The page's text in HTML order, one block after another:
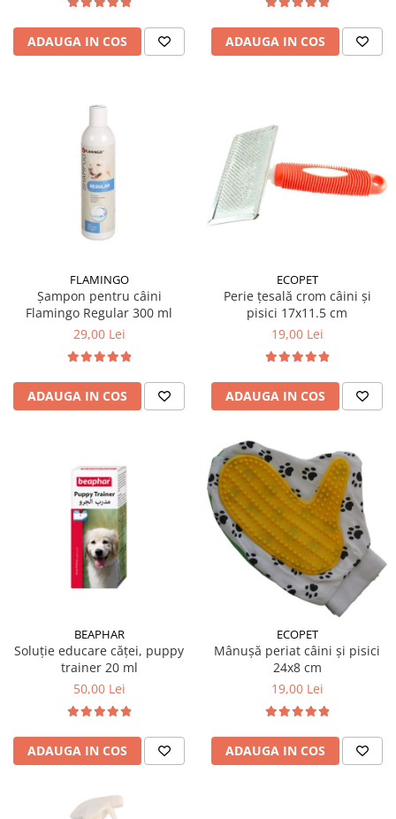
ADAUGA IN COS ADAUGA IN COS
FLAMINGO
Șampon pentru câini
Flamingo Regular 300 ml
29,00 Lei
ADAUGA IN COS
ECOPET
Perie țesală crom câini și
pisici 17x11.5 cm
19,00 Lei
ADAUGA IN COS
BEAPHAR
Soluție educare căței, puppy
trainer 20 ml
50,00 Lei
ADAUGA IN COS
ECOPET
Mânușă periat câini și pisici
24x8 cm
19,00 Lei
ADAUGA IN COS